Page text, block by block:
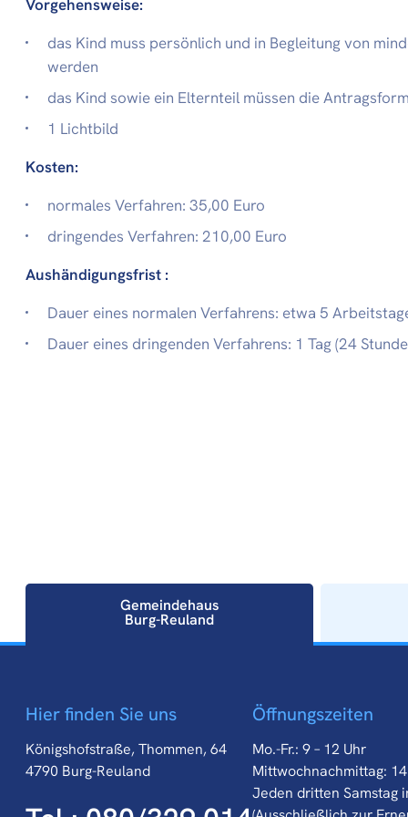
Vorgehensweise:
das Kind muss persönlich und in Begleitung von
werden
das Kind sowie ein Elternteil müssen die
1 Lichtbild
Kosten:
normales Verfahren: 35,00 Euro
dringendes Verfahren: 210,00 Euro
Aushändigungsfrist :
Dauer eines normalen Verfahrens: etwa 5
Dauer eines dringenden Verfahrens: 1 Tag (24
Gemeindehaus
Burg-Reuland
Gemeindehaus
Burg-Reuland
Hier finden Sie uns
Königshofstraße, Thommen, 64
4790 Burg-Reuland
Öffnungszeiten
Mo.-Fr.: 9 – 12 Uhr
Mittwochnachmittag:
Jeden dritten Samstag